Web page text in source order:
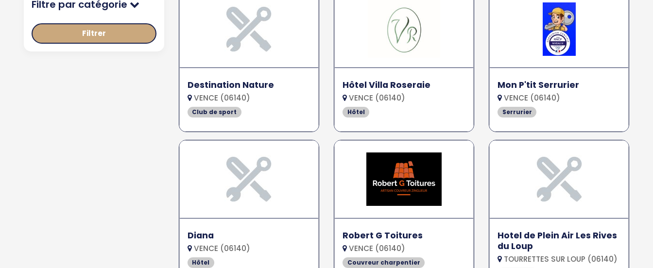
Filtre par catégorie
Filtrer
Destination Nature
VENCE (06140)
Club de sport
Hôtel Villa Roseraie
VENCE (06140)
Hôtel
Mon P'tit Serrurier
VENCE (06140)
Serrurier
Diana
VENCE (06140)
Hôtel
Robert G Toitures
VENCE (06140)
Couvreur charpentier
Hotel de Plein Air Les Rives
du Loup
TOURRETTES SUR LOUP (06140)